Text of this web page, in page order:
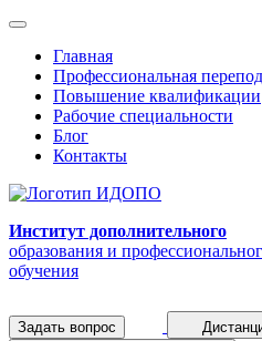
Главная
Профессиональная
Повышение квалификации
Рабочие специальности
Блог
Контакты
Институт дополнительного
образования и
обучения
Задать вопрос